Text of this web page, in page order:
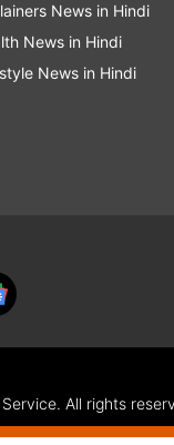
News in Hindi
News in Hindi
News in Hindi
All rights
Policy CSR Policy